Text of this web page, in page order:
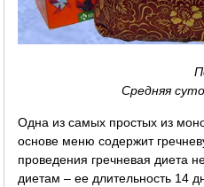
Средняя
Одна из самых простых из
основе меню содержит
проведения гречневая диета
диетам – ее длительность 14